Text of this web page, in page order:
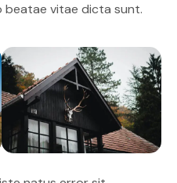
vitae dicta sunt.